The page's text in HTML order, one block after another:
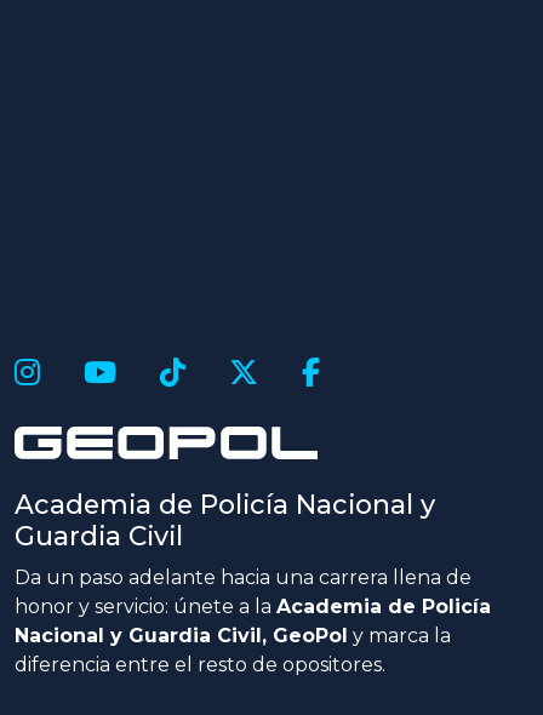
Academia de Policía Nacional y
Guardia Civil
Da un paso adelante hacia una carrera llena de
honor y servicio: únete a la Academia de Policía
Nacional y Guardia Civil, GeoPol y marca la
diferencia entre el resto de opositores.